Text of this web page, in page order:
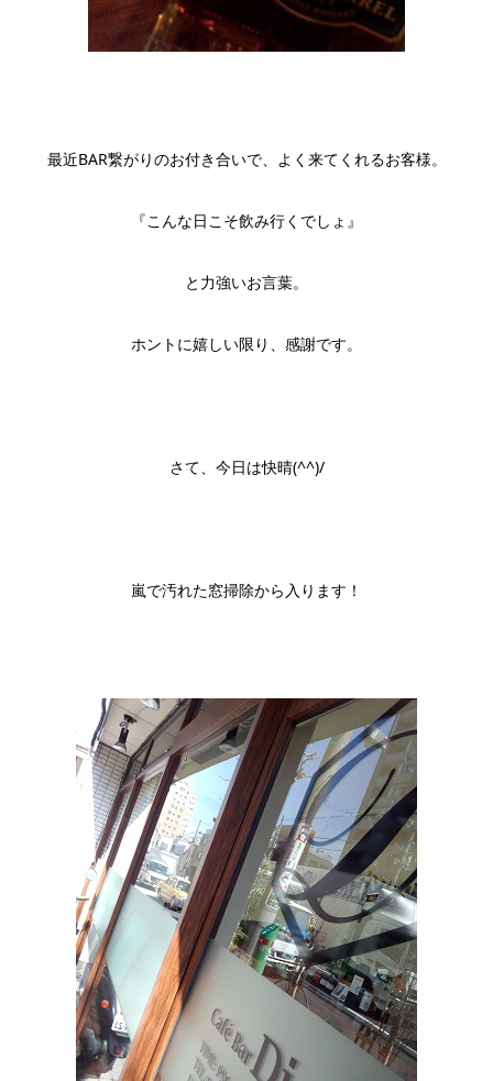
最近BAR繋がりのお付き合いで、よく来てくれるお客様。
『こんな日こそ飲み行くでしょ』
と力強いお言葉。
ホントに嬉しい限り、感謝です。
さて、今日は快晴(^^)/
嵐で汚れた窓掃除から入ります！